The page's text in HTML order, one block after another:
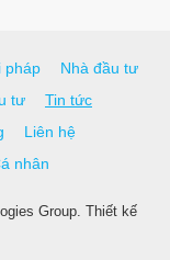
pháp
Nhà đầu tư
tư
Tin tức
Liên hệ
nhân
Group. Thiết kế